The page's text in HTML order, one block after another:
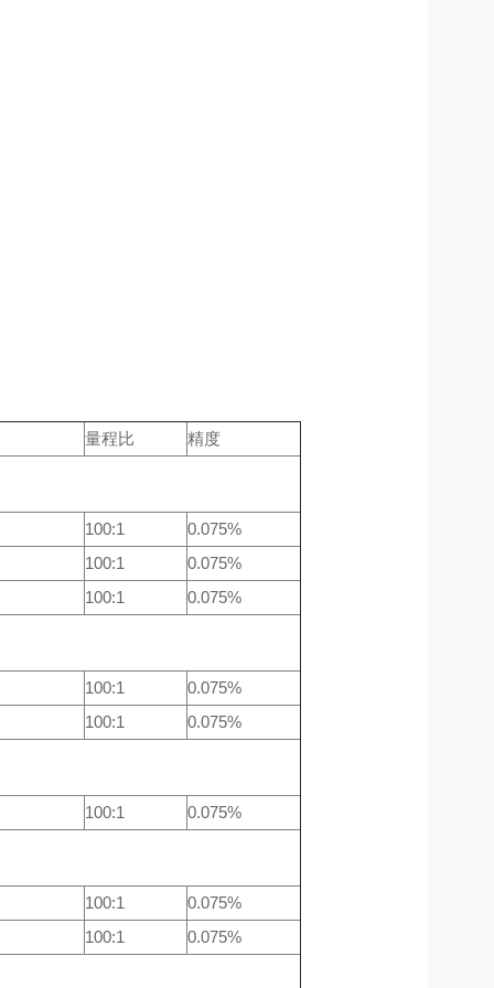
量程比 精度
100:1
0.075%
100:1
0.075%
100:1
0.075%
100:1
0.075%
100:1
0.075%
100:1 0.075%
100:1
0.075%
100:1
0.075%